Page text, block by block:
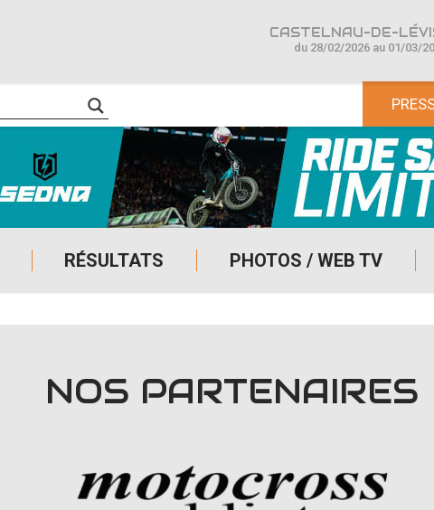
RÉSULTATS PHOTOS / WEB TV
CASTELNAU-DE-
du 28/02/2026 au 01/03/
NOS PARTENAIRES